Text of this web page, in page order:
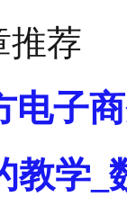
推荐
电子
教学_